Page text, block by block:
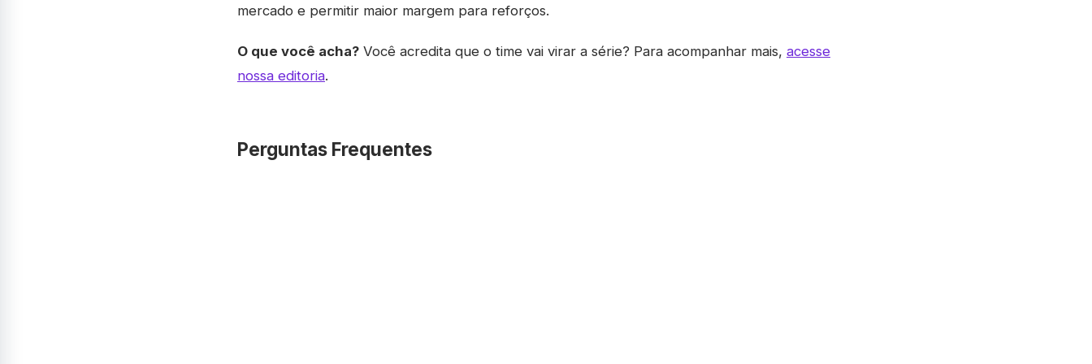
mercado e permitir maior margem para reforços.
O que você acha? Você acredita que o time vai virar a série? Para acompanhar mais, acesse
nossa editoria.
Perguntas Frequentes